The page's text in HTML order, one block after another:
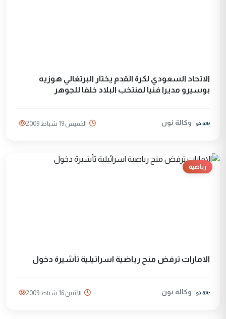
الاتحاد السعودي لكرة القدم يختار البرتغالي هوزيه
بوسيرو مديرا فنيا لمنتخب البلاد خلفا للجوهر
وكالة نون الخميس 19 شباط 2009
رياضية
الامارات ترفض منح رياضية اسرائيلية تأشيرة دخول
وكالة نون الأثنين 16 شباط 2009